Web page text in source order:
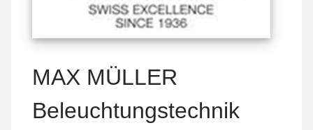
MAX MÜLLER
Beleuchtungstechnik